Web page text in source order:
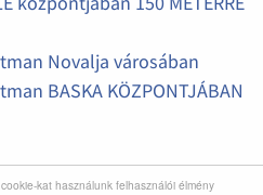
kat használunk felhasználói élmény
Novalja városában
BASKA KÖZPONTJÁBAN